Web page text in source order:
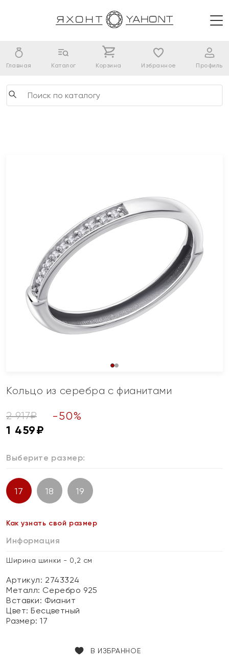
Главная Каталог Корзина Избранное Профиль
Кольцо из серебра с фианитами
2 917₽ -50%
1 459₽
Выберите размер:
17 18 19
Как узнать свой размер
Информация
Ширина шинки - 0,2 см
Артикул: 2743324
Металл: Серебро 925
Вставки: Фианит
Цвет:Бесцветный
Размер:17
В ИЗБРАННОЕ